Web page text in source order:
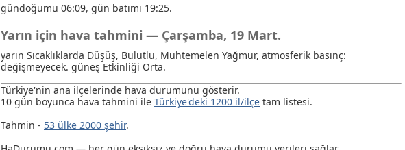
gündoğumu 06:09, gün batımı 19:25.
Yarın için hava tahmini — Çarşamba, 19 Mart.
yarın Sıcaklıklarda Düşüş, Bulutlu, Muhtemelen Yağmur, atmosferik basınç:
değişmeyecek. güneş Etkinliği Orta.
Türkiye'nin ana ilçelerinde hava durumunu gösterir.
10 gün boyunca hava tahmini ile Türkiye'deki 1200 il/ilçe tam listesi.
Tahmin - 53 ülke 2000 şehir.